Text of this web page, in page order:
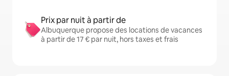
Prix par nuit à partir de
Albuquerque propose des locations de vacances
à partir de 17 € par nuit, hors taxes et frais